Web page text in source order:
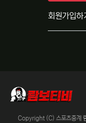
회원가입하
Copyright (C) 스포츠중계 람